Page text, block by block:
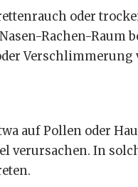
oder
Rachen-Raum
Verschlimmerung
auf Pollen oder
verursachen. In